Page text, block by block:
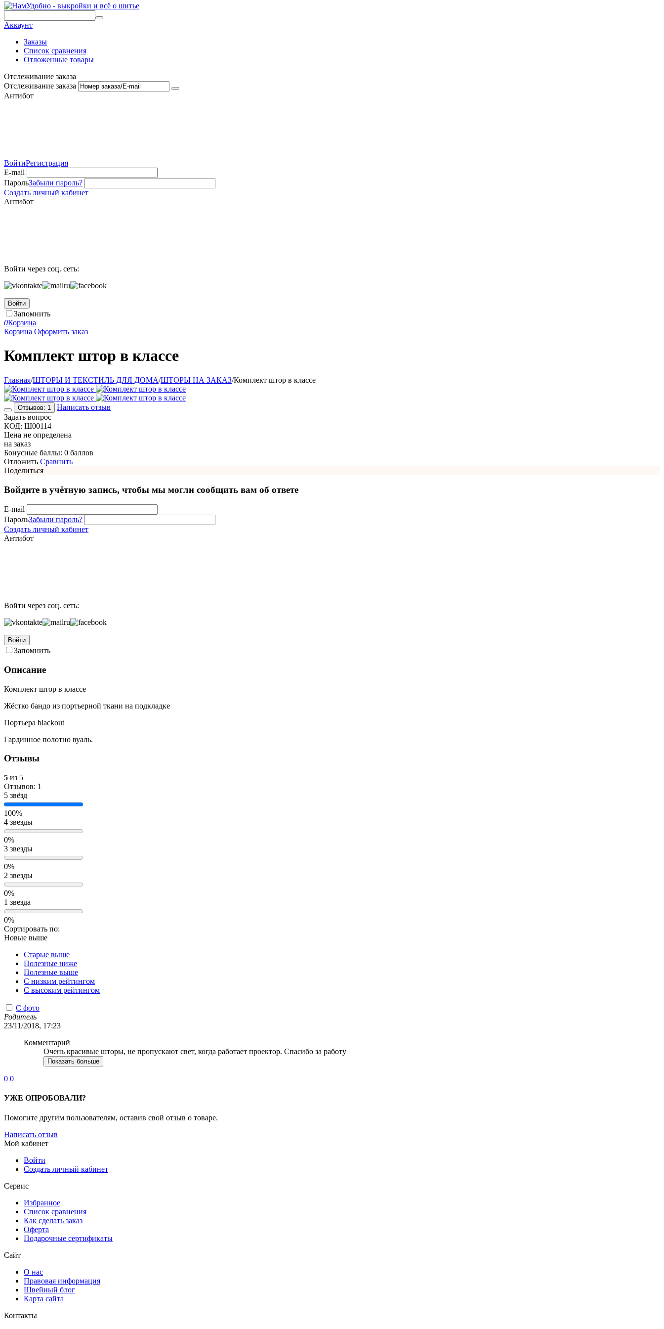
Аккаунт
Заказы
Список сравнения
Отложенные товары
Отслеживание заказа
Отслеживание заказа
Антибот
ВойтиРегистрация
E-mail
ПарольЗабыли пароль?
Создать личный кабинет
Антибот
Войти через соц. сеть:
Войти
Запомнить
0Корзина
Корзина Оформить заказ
Комплект штор в классе
Главная/ШТОРЫ И ТЕКСТИЛЬ ДЛЯ ДОМА/ШТОРЫ НА ЗАКАЗ/Комплект штор в классе
Отзывов: 1
Написать отзыв
Задать вопрос
КОД: Ш00114
Цена не определена
на заказ
Бонусные баллы: 0 баллов
Отложить Сравнить
Поделиться
Войдите в учётную запись, чтобы мы могли сообщить вам об ответе
E-mail
ПарольЗабыли пароль?
Создать личный кабинет
Антибот
Войти через соц. сеть:
Войти
Запомнить
Описание
Комплект штор в классе
Жёстко бандо из портьерной ткани на подкладке
Портьера blackout
Гардинное полотно вуаль.
Отзывы
5 из 5
Отзывов: 1
5 звёзд
100%
4 звезды
0%
3 звезды
0%
2 звезды
0%
1 звезда
0%
Сортировать по:
Новые выше
Старые выше
Полезные ниже
Полезные выше
С низким рейтингом
C высоким рейтингом
С фото
Родитель
23/11/2018, 17:23
Комментарий
Очень красивые шторы, не пропускают свет, когда работает проектор. Спасибо за работу
Показать больше
0 0
УЖЕ ОПРОБОВАЛИ?
Помогите другим пользователям, оставив свой отзыв о товаре.
Написать отзыв
Мой кабинет
Войти
Создать личный кабинет
Сервис
Избранное
Список сравнения
Как сделать заказ
Оферта
Подарочные сертификаты
Сайт
О нас
Правовая информация
Швейный блог
Карта сайта
Контакты